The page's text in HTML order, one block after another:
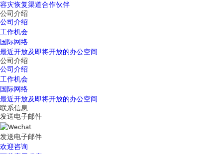
容灾恢复渠道合作伙伴
公司介绍
公司介绍
工作机会
国际网络
最近开放及即将开放的办公空间
公司介绍
公司介绍
工作机会
国际网络
最近开放及即将开放的办公空间
联系信息
发送电子邮件
发送电子邮件
欢迎咨询